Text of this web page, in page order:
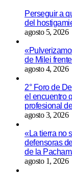
Perseguir a
del
agosto 5, 2026
de Milei
agosto 4, 2026
2° Foro de
el encuentro
profesional
agosto 3, 2026
«La tierra no
defensoras
de la
agosto 1, 2026